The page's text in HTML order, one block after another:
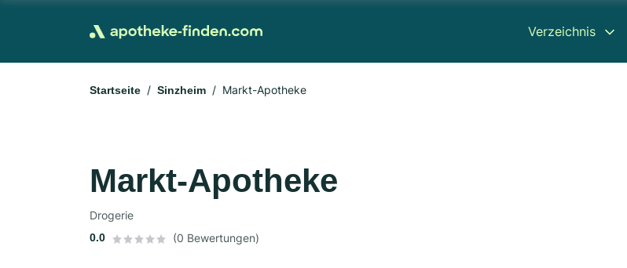
Verzeichnis
Startseite Sinzheim Markt-Apotheke
Markt-Apotheke
Drogerie
0.0 (0 Bewertungen)